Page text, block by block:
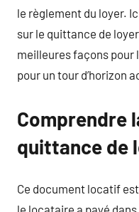
le règlement du loyer.
sur le quittance de
meilleures façons pour
pour un tour d’horizon
Comprendre
quittance de
Ce document locatif
le locataire a payé